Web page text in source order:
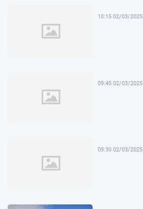
10:15 02/03/2025
09:45 02/03/2025
09:30 02/03/2025